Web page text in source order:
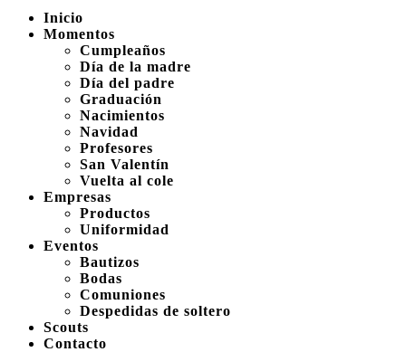
Inicio
Momentos
Cumpleaños
Día de la madre
Día del padre
Graduación
Nacimientos
Navidad
Profesores
San Valentín
Vuelta al cole
Empresas
Productos
Uniformidad
Eventos
Bautizos
Bodas
Comuniones
Despedidas de soltero
Scouts
Contacto